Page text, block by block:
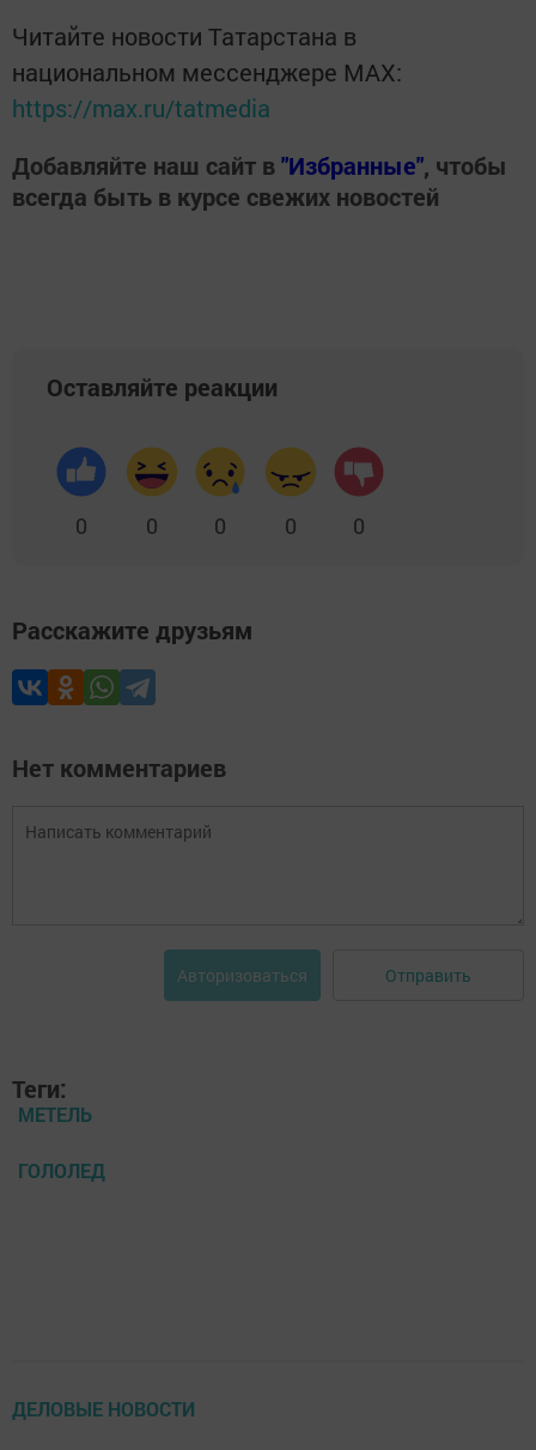
Читайте новости Татарстана в
национальном мессенджере MАХ:
https://max.ru/tatmedia
Добавляйте наш сайт в"Избранные", чтобы
всегда быть в курсе свежих новостей
Оставляйте реакции
0 0 0 0 0
Расскажите друзьям
Нет комментариев
Авторизоваться Отправить
Теги:
МЕТЕЛЬ
ГОЛОЛЕД
ДЕЛОВЫЕ НОВОСТИ